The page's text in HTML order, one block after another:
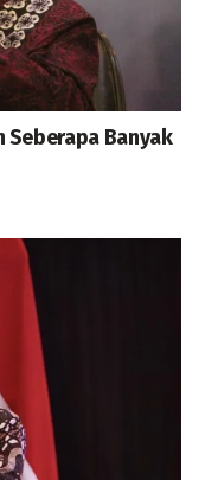
Seberapa Banyak